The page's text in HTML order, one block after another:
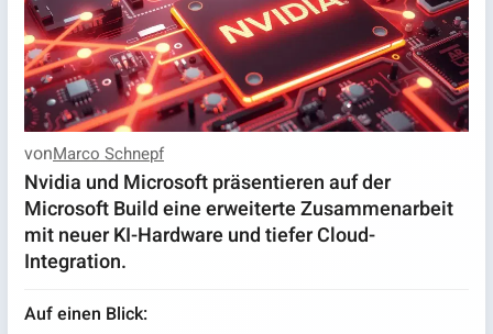
vonMarco Schnepf
Nvidia und Microsoft präsentieren auf der
Microsoft Build eine erweiterte Zusammenarbeit
mit neuer KI-Hardware und tiefer Cloud-
Integration.
Auf einen Blick: